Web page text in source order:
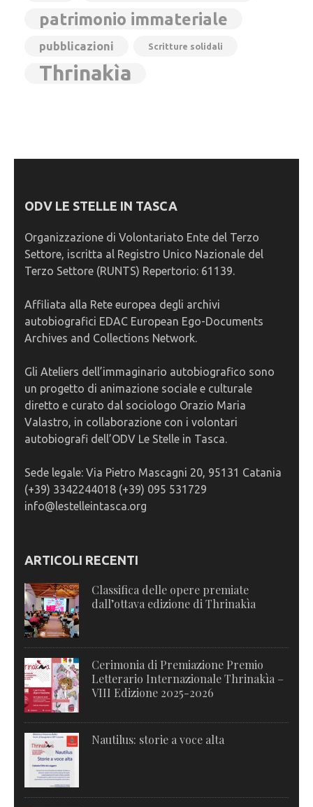
patrimonio immateriale
pubblicazioni Scritture solidali
Thrinakìa
ODV LE STELLE IN TASCA
Organizzazione di Volontariato Ente del Terzo
Settore, iscritta al Registro Unico Nazionale del
Terzo Settore (RUNTS) Repertorio: 61139.
Affiliata alla Rete europea degli archivi
autobiografici EDAC European Ego-Documents
Archives and Collections Network.
Gli Ateliers dell’immaginario autobiografico sono
un progetto di animazione sociale e culturale
diretto e curato dal sociologo Orazio Maria
Valastro, in collaborazione con i volontari
autobiografi dell’ODV Le Stelle in Tasca.
Sede legale: Via Pietro Mascagni 20, 95131 Catania
(+39) 3342244018 (+39) 095 531729
info@lestelleintasca.org
ARTICOLI RECENTI
Classifica delle opere premiate
dall’ottava edizione di Thrinakìa
Cerimonia di Premiazione Premio
Letterario Internazionale Thrinakìa –
VIII Edizione 2025-2026
Nautilus: storie a voce alta